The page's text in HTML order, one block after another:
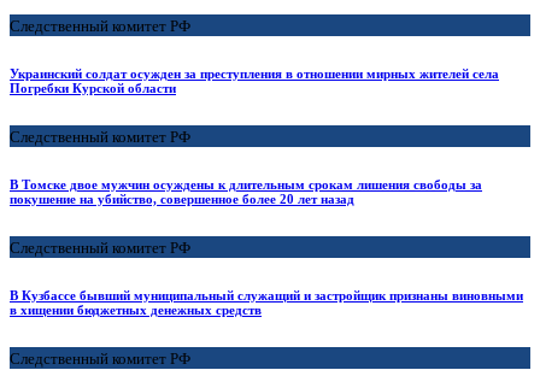
Следственный комитет РФ
Украинский солдат осужден за преступления в отношении мирных жителей села
Погребки Курской области
Следственный комитет РФ
В Томске двое мужчин осуждены к длительным срокам лишения свободы за
покушение на убийство, совершенное более 20 лет назад
Следственный комитет РФ
В Кузбассе бывший муниципальный служащий и застройщик признаны виновными
в хищении бюджетных денежных средств
Следственный комитет РФ